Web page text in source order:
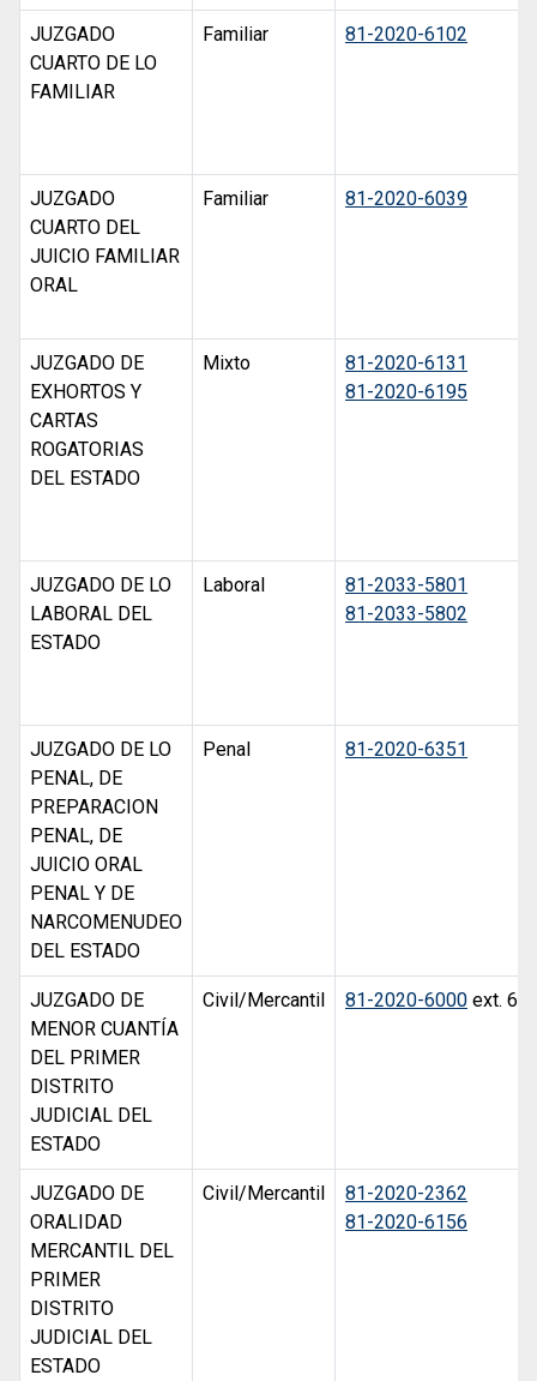
JUZGADO
CUARTO DE LO
FAMILIAR
Familiar 81-2020-6102
JUZGADO
CUARTO DEL
JUICIO FAMILIAR
ORAL
Familiar 81-2020-6039
JUZGADO DE
EXHORTOS Y
CARTAS
ROGATORIAS
DEL ESTADO
Mixto
81-2020-6131
81-2020-6195
JUZGADO DE LO
LABORAL DEL
ESTADO
Laboral
81-2033-5801
81-2033-5802
JUZGADO DE LO
PENAL, DE
PREPARACION
PENAL, DE
JUICIO ORAL
PENAL Y DE
NARCOMENUDEO
DEL ESTADO
Penal 81-2020-6351
JUZGADO DE
MENOR CUANTÍA
DEL PRIMER
DISTRITO
JUDICIAL DEL
ESTADO
Civil/Mercantil 81-2020-6000 ext.
JUZGADO DE
ORALIDAD
MERCANTIL DEL
PRIMER
DISTRITO
JUDICIAL DEL
ESTADO
Civil/Mercantil
81-2020-2362
81-2020-6156